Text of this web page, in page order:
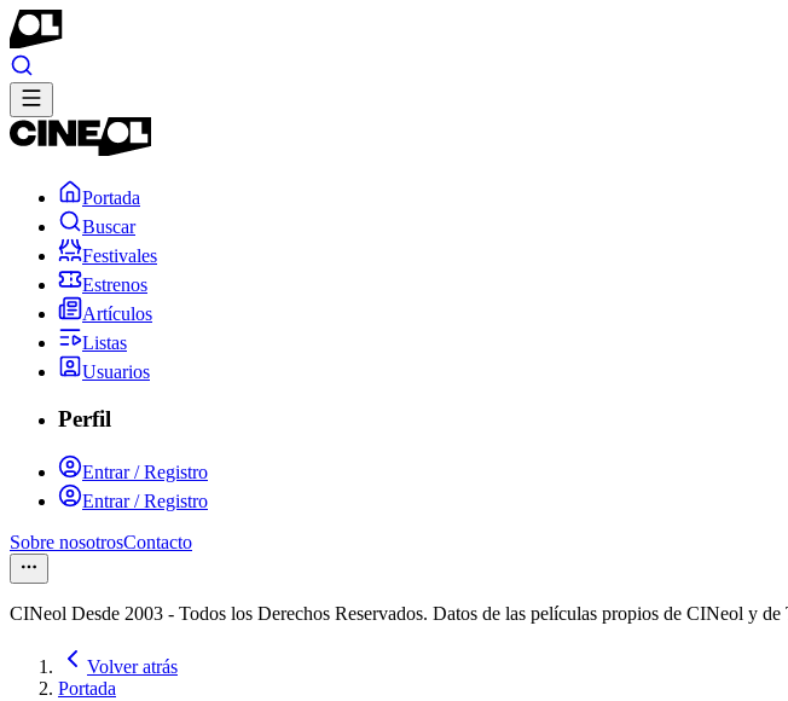
Portada
Buscar
Festivales
Estrenos
Artículos
Listas
Usuarios
Perfil
Entrar / Registro
Entrar / Registro
Sobre nosotrosContacto
CINeol Desde 2003 - Todos los Derechos Reservados. Datos de las películas propios de CINeol y
Volver atrás
Portada